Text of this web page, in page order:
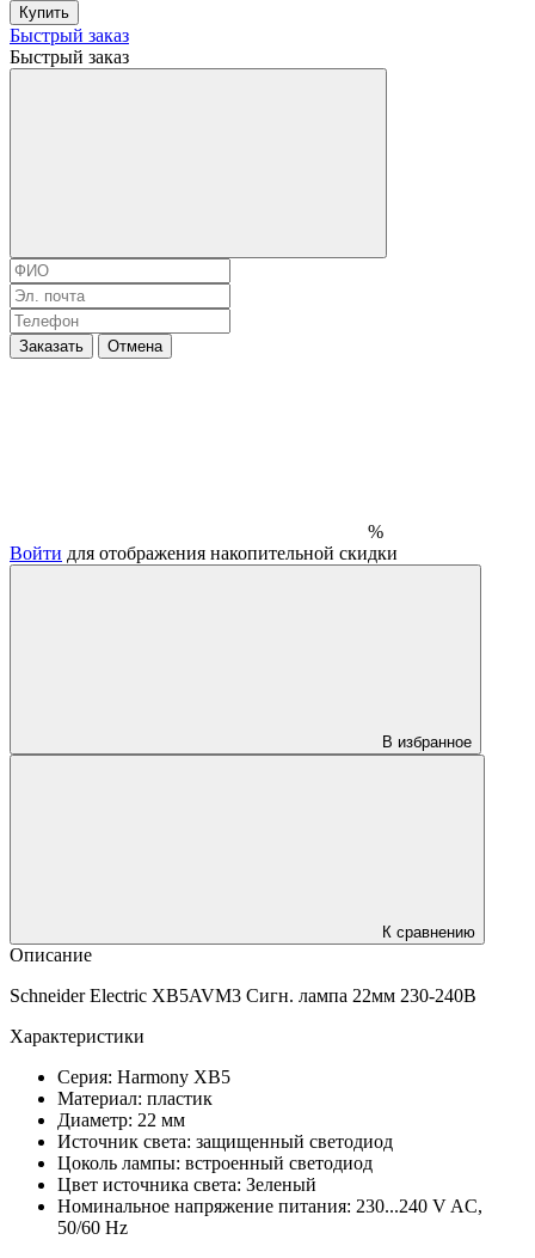
Купить
Быстрый заказ
Быстрый заказ
Заказать Отмена
%
Войти для отображения накопительной скидки
В избранное
К сравнению
Описание
Schneider Electric XB5AVM3 Сигн. лампа 22мм 230-240В
Характеристики
Серия: Harmony XB5
Материал: пластик
Диаметр: 22 мм
Источник света: защищенный светодиод
Цоколь лампы: встроенный светодиод
Цвет источника света: Зеленый
Номинальное напряжение питания: 230...240 V AC,
50/60 Hz